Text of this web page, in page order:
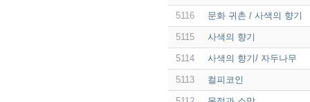
5116 문화 귀촌 / 사색의 향기
5115 사색의 향기
5114 사색의 향기/ 자두나무
5113 컬피코인